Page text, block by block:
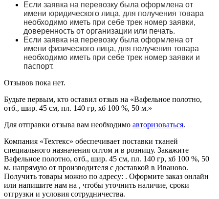
Если заявка на перевозку была оформлена от
имени юридического лица, для получения товара
необходимо иметь при себе трек номер заявки,
доверенность от организации или печать.
Если заявка на перевозку была оформлена от
имени физического лица, для получения товара
необходимо иметь при себе трек номер заявки и
паспорт.
Отзывов пока нет.
Будьте первым, кто оставил отзыв на «Вафельное полотно,
отб., шир. 45 см, пл. 140 гр, хб 100 %, 50 м.»
Для отправки отзыва вам необходимо авторизоваться.
Компания «Техтекс» обеспечивает поставки тканей
специального назначения оптом и в розницу. Закажите
Вафельное полотно, отб., шир. 45 см, пл. 140 гр, хб 100 %, 50
м. напрямую от производителя с доставкой в Иваново.
Получить товары можно по адресу: . Оформите заказ онлайн
или напишите нам на , чтобы уточнить наличие, сроки
отгрузки и условия сотрудничества.